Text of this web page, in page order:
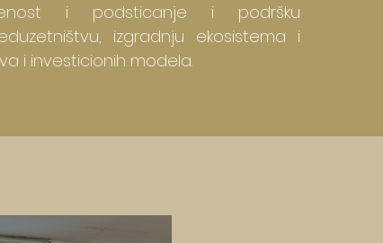
i podsticanje i podršku
izgradnju ekosistema i
i investicionih modela.